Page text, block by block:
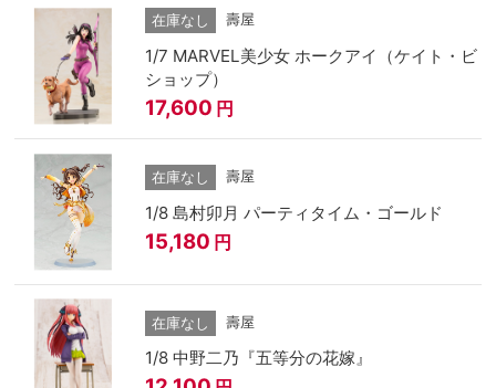
在庫なし 壽屋
1/7 MARVEL美少女 ホークアイ（ケイト・ビ
ショップ）
17,600 円
在庫なし 壽屋
1/8 島村卯月 パーティタイム・ゴールド
15,180 円
在庫なし 壽屋
1/8 中野二乃『五等分の花嫁』